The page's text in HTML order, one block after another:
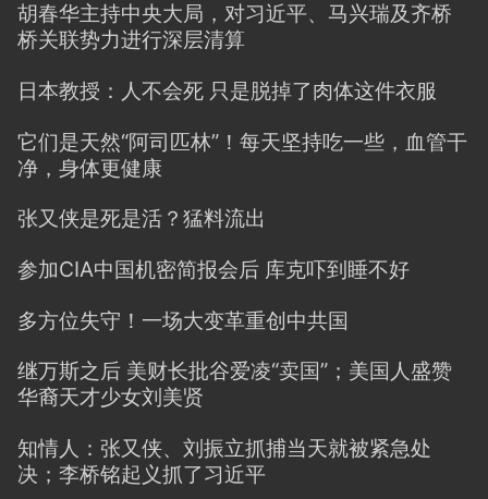
胡春华主持中央大局，对习近平、马兴瑞及齐桥
桥关联势力进行深层清算
日本教授：人不会死 只是脱掉了肉体这件衣服
它们是天然“阿司匹林”！每天坚持吃一些，血管干
净，身体更健康
张又侠是死是活？猛料流出
参加CIA中国机密简报会后 库克吓到睡不好
多方位失守！一场大变革重创中共国
继万斯之后 美财长批谷爱凌“卖国”；美国人盛赞
华裔天才少女刘美贤
知情人：张又侠、刘振立抓捕当天就被紧急处
决；李桥铭起义抓了习近平